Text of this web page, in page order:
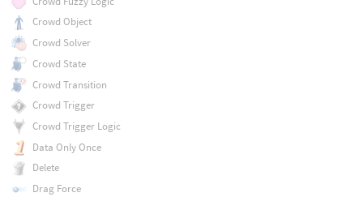
Crowd Object
Crowd Solver
Crowd State
Crowd Transition
Crowd Trigger
Crowd Trigger Logic
Data Only Once
Delete
Drag Force